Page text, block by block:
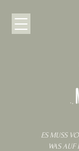
ES MUSS
WAS AUF